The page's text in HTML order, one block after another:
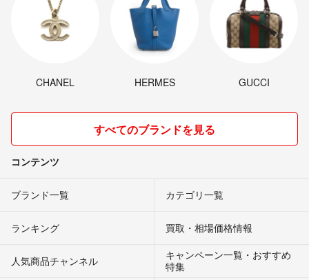
CHANEL HERMES GUCCI
すべてのブランドを見る
コンテンツ
ブランド一覧 カテゴリ一覧
ランキング 買取・相場価格情報
人気商品チャンネル
キャンペーン一覧・おすすめ
特集